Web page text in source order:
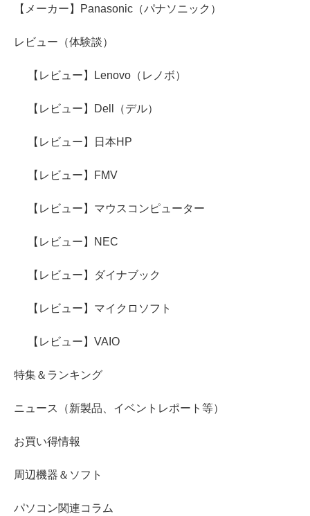
【メーカー】Panasonic（パナソニック）
レビュー（体験談）
【レビュー】Lenovo（レノボ）
【レビュー】Dell（デル）
【レビュー】日本HP
【レビュー】FMV
【レビュー】マウスコンピューター
【レビュー】NEC
【レビュー】ダイナブック
【レビュー】マイクロソフト
【レビュー】VAIO
特集＆ランキング
ニュース（新製品、イベントレポート等）
お買い得情報
周辺機器＆ソフト
パソコン関連コラム